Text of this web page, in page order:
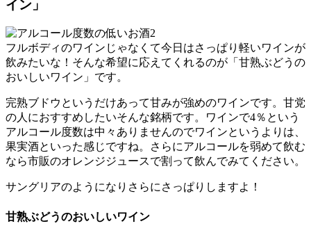
イン」
フルボディのワインじゃなくて今日はさっぱり軽いワインが
飲みたいな！そんな希望に応えてくれるのが「甘熟ぶどうの
おいしいワイン」です。
完熟ブドウというだけあって甘みが強めのワインです。甘党
の人におすすめしたいそんな銘柄です。ワインで4％という
アルコール度数は中々ありませんのでワインというよりは、
果実酒といった感じですね。さらにアルコールを弱めて飲む
なら市販のオレンジジュースで割って飲んでみてください。
サングリアのようになりさらにさっぱりしますよ！
甘熟ぶどうのおいしいワイン